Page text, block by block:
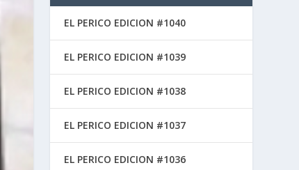
EL PERICO EDICION #1040
EL PERICO EDICION #1039
EL PERICO EDICION #1038
EL PERICO EDICION #1037
EL PERICO EDICION #1036